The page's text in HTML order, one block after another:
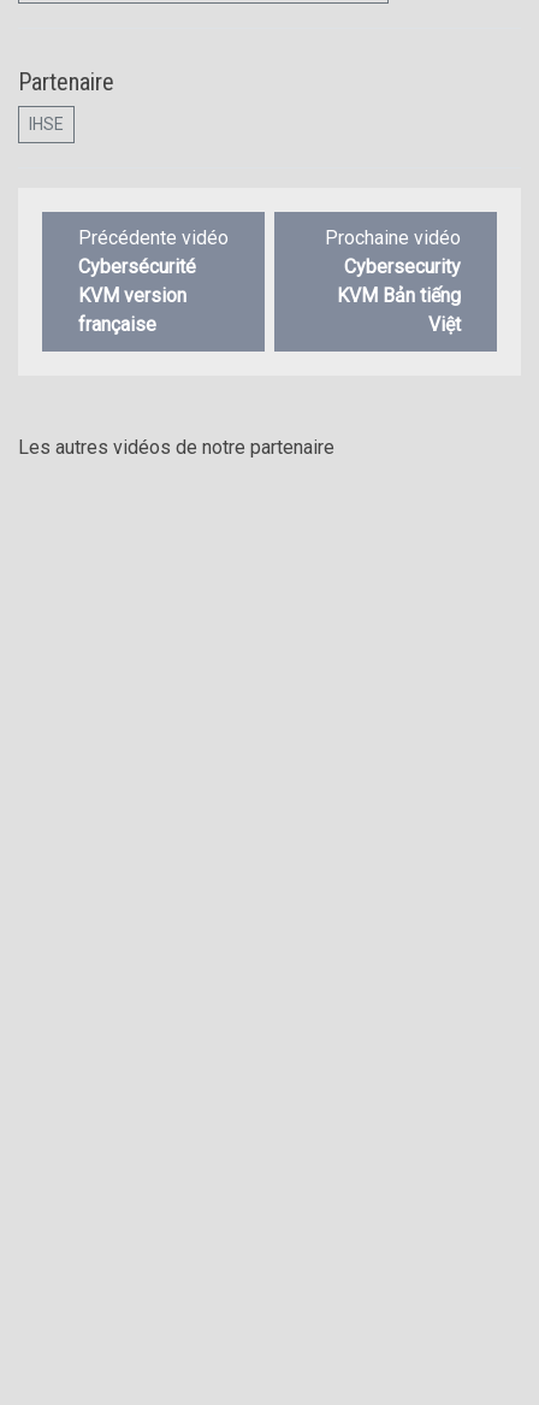
Partenaire
IHSE
Navigation
l’article
Précédente vidéo
Cybersécurité
KVM version
française
Prochaine vidéo
vidéo
:
Cybersecurity
KVM Bản tiếng
Việt
Les autres vidéos de notre partenaire